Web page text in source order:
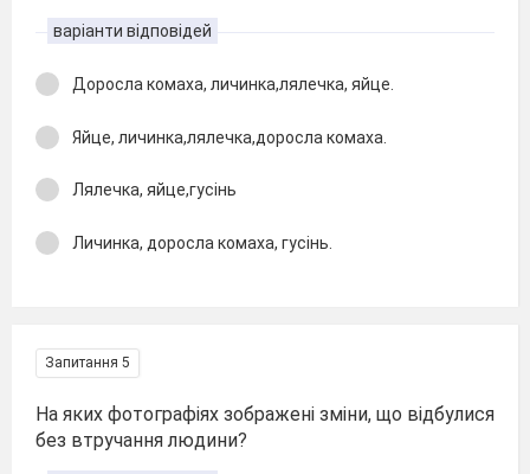
варіанти відповідей
Доросла комаха, личинка,лялечка, яйце.
Яйце, личинка,лялечка,доросла комаха.
Лялечка, яйце,гусінь
Личинка, доросла комаха, гусінь.
Запитання 5
На яких фотографіях зображені зміни, що відбулися
без втручання людини?